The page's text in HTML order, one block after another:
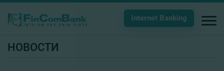
Internet Banking
НОВОСТИ